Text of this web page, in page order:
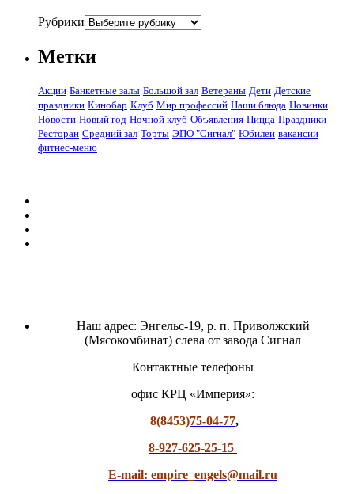
Рубрики
Метки
Акции Банкетные залы Большой зал Ветераны Дети Детские
праздники Кинобар Клуб Мир профессий Наши блюда Новинки
Новости Новый год Ночной клуб Объявления Пицца Праздники
Ресторан Средний зал Торты ЭПО "Сигнал" Юбилеи вакансии
фитнес-меню
Наш адрес: Энгельс-19, р. п. Приволжский
(Мясокомбинат) слева от завода Сигнал
Контактные телефоны
офис КРЦ «Империя»:
8(8453)75-04-77,
8-927-625-25-15
E-mail: empire_engels@mail.ru